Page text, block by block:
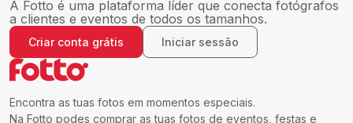
Encontra as tuas fotos em momentos especiais.
Na Fotto podes comprar as tuas fotos de eventos, festas e
A Fotto é uma plataforma líder que conecta fotógrafos
a clientes e eventos de todos os tamanhos.
Criar conta grátis Iniciar sessão